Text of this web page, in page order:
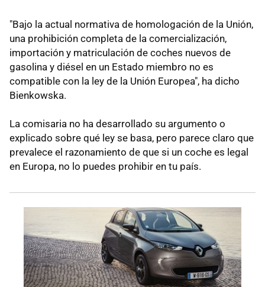
"Bajo la actual normativa de homologación de la Unión,
una prohibición completa de la comercialización,
importación y matriculación de coches nuevos de
gasolina y diésel en un Estado miembro no es
compatible con la ley de la Unión Europea", ha dicho
Bienkowska.
La comisaria no ha desarrollado su argumento o
explicado sobre qué ley se basa, pero parece claro que
prevalece el razonamiento de que si un coche es legal
en Europa, no lo puedes prohibir en tu país.